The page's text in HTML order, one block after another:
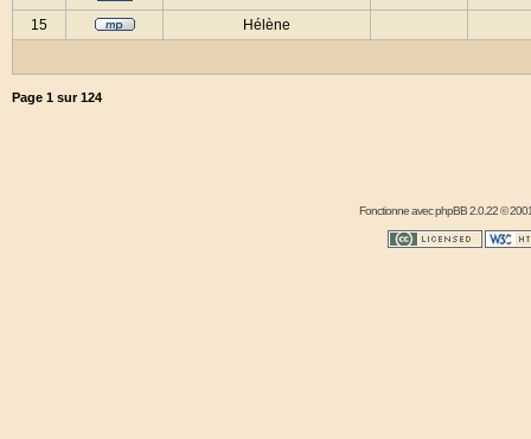
15
Hélène
Page 1 sur124
Fonctionne avecphpBB2.0.22 ©